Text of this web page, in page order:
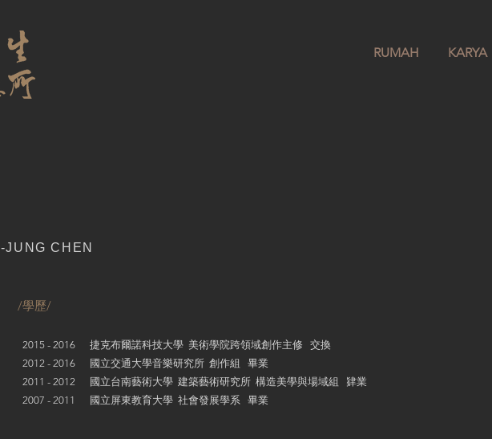
RUMAH KARYA
-JUNG CHEN
/學歷/
2015 - 2016 捷克布爾諾科技大學 美術學院跨領域創作主修 交換
2012 - 2016 國立交通大學音樂研究所 創作組 畢業
2011 - 2012 國立台南藝術大學 建築藝術研究所 構造美學與場域組 肄業
2007 - 2011 國立屏東教育大學 社會發展學系 畢業